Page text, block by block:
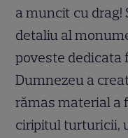
a muncit cu drag!
detaliu al
poveste
Dumnezeu a
rămas material a
ciripitul turturicii,